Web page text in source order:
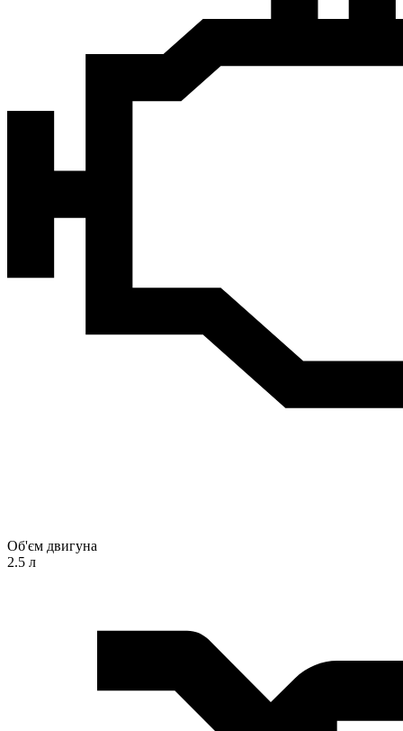
Об'єм двигуна
2.5 л